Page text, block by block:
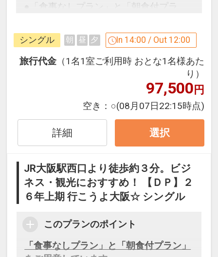
●「食事なしプラン」と「朝食付プラ
※ご覧のページがどちらかを【食事条
件】の項目でご確認のうえ、予約にお進
み下さい。
設定期間：2026年4月1日～2027年3月
インターネットコース番号：DP-1-
17406634
シングル 朝 昼 夕 In 14:00 / Out 12:00
旅行代金 （1名1室ご利用時 おとな1名様あた
り）
97,500円
空き： ○(08月07日22:15時点)
詳細 選択
JR大阪駅西口より徒歩約３分。ビジ
ネス・観光におすすめ！ 【ＤＰ】２
６年上期 行こうよ大阪☆ シングル
このプランのポイント
「食事なしプラン」と「朝食付プラン」